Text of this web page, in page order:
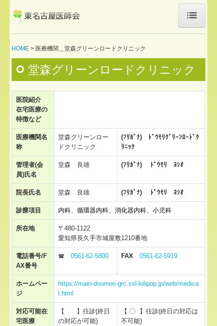
医師会について
新規入会希望の方へ
お知らせ
医療機関検索
訪問診療対応医療機関
休日急病診療所
東名医総研 やまびこ
やまびこ日進
やまびこ長久手
やまびこ東郷
やまびこ認定栄養ケアステーション
HOME 医療機関＿堂森グリーンロードクリニック
堂森グリーンロードクリニック
医院紹介
在宅医療の
特徴など
医療機関名
称
堂森グリーンロー
ドクリニック
(ﾌﾘｶﾞﾅ) ﾄﾞｳﾓﾘｸﾞﾘｰﾝﾛｰﾄﾞｸ
ﾘﾆｯｸ
管理者(会
員)氏名
堂森 良雄 (ﾌﾘｶﾞﾅ) ﾄﾞｳﾓﾘ ﾖｼｵ
院長氏名 堂森 良雄 (ﾌﾘｶﾞﾅ) ﾄﾞｳﾓﾘ ﾖｼｵ
診療項目 内科、循環器内科、消化器内科、小児科
所在地
〒480-1122
愛知県長久手市城屋敷1210番地
電話番号/F
AX番号
☎0561-62-5800 FAX0561-62-5919
ホームペー
ジ
https://main-doumori-grc.ssl-lolipop.jp/web/medica
l.html
対応可能在
宅医療
【 】往診(終日
の対応が可能)
【 〇 】往診(終日の対応は
不可能)